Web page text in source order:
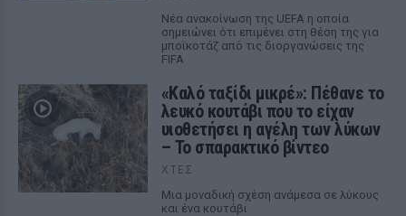
Νέα ανακοίνωση της UEFA η οποία
σημειώνει ότι επιμένει στη θέση της για
μποϊκοτάζ από τις διοργανώσεις της
FIFA
«Καλό ταξίδι μικρέ»: Πέθανε το
λευκό κουτάβι που το είχαν
υιοθετήσει η αγέλη των λύκων
– Το σπαρακτικό βίντεο
ΧΤΕΣ
Μια μοναδική σχέση ανάμεσα σε λύκους
και ένα κουτάβι